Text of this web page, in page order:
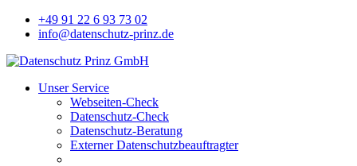
+49 91 22 6 93 73 02
info@datenschutz-prinz.de
Unser Service
Webseiten-Check
Datenschutz-Check
Datenschutz-Beratung
Externer Datenschutzbeauftragter